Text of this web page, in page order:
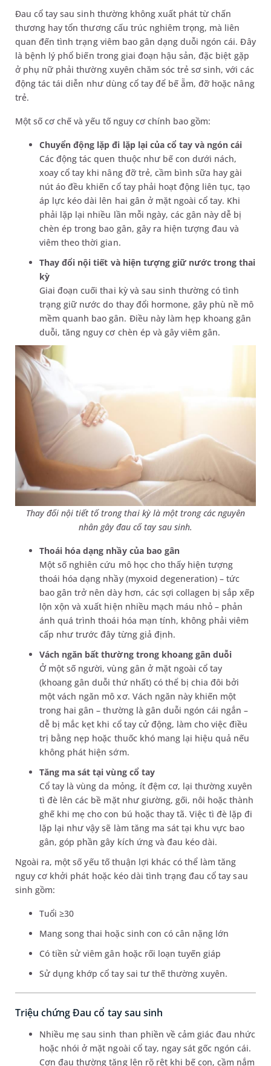
Đau cổ tay sau sinh thường không xuất phát từ chấn
thương hay tổn thương cấu trúc nghiêm trọng, mà liên
quan đến tình trạng viêm bao gân dạng duỗi ngón cái. Đây
là bệnh lý phổ biến trong giai đoạn hậu sản, đặc biệt gặp
ở phụ nữ phải thường xuyên chăm sóc trẻ sơ sinh, với các
động tác tái diễn như dùng cổ tay để bế ẵm, đỡ hoặc nâng
trẻ.
Một số cơ chế và yếu tố nguy cơ chính bao gồm:
Chuyển động lặp đi lặp lại của cổ tay và ngón cái
Các động tác quen thuộc như bế con dưới nách,
xoay cổ tay khi nâng đỡ trẻ, cầm bình sữa hay gài
nút áo đều khiến cổ tay phải hoạt động liên tục, tạo
áp lực kéo dài lên hai gân ở mặt ngoài cổ tay. Khi
phải lặp lại nhiều lần mỗi ngày, các gân này dễ bị
chèn ép trong bao gân, gây ra hiện tượng đau và
viêm theo thời gian.
Thay đổi nội tiết và hiện tượng giữ nước trong thai
kỳ
Giai đoạn cuối thai kỳ và sau sinh thường có tình
trạng giữ nước do thay đổi hormone, gây phù nề mô
mềm quanh bao gân. Điều này làm hẹp khoang gân
duỗi, tăng nguy cơ chèn ép và gây viêm gân.
Thay đổi nội tiết tố trong thai kỳ là một trong các nguyên
nhân gây đau cổ tay sau sinh.
Thoái hóa dạng nhầy của bao gân
Một số nghiên cứu mô học cho thấy hiện tượng
thoái hóa dạng nhầy (myxoid degeneration) – tức
bao gân trở nên dày hơn, các sợi collagen bị sắp xếp
lộn xộn và xuất hiện nhiều mạch máu nhỏ – phản
ánh quá trình thoái hóa mạn tính, không phải viêm
cấp như trước đây từng giả định.
Vách ngăn bất thường trong khoang gân duỗi
Ở một số người, vùng gân ở mặt ngoài cổ tay
(khoang gân duỗi thứ nhất) có thể bị chia đôi bởi
một vách ngăn mô xơ. Vách ngăn này khiến một
trong hai gân – thường là gân duỗi ngón cái ngắn –
dễ bị mắc kẹt khi cổ tay cử động, làm cho việc điều
trị bằng nẹp hoặc thuốc khó mang lại hiệu quả nếu
không phát hiện sớm.
Tăng ma sát tại vùng cổ tay
Cổ tay là vùng da mỏng, ít đệm cơ, lại thường xuyên
tì đè lên các bề mặt như giường, gối, nôi hoặc thành
ghế khi mẹ cho con bú hoặc thay tã. Việc tì đè lặp đi
lặp lại như vậy sẽ làm tăng ma sát tại khu vực bao
gân, góp phần gây kích ứng và đau kéo dài.
Ngoài ra, một số yếu tố thuận lợi khác có thể làm tăng
nguy cơ khởi phát hoặc kéo dài tình trạng đau cổ tay sau
sinh gồm:
Tuổi ≥30
Mang song thai hoặc sinh con có cân nặng lớn
Có tiền sử viêm gân hoặc rối loạn tuyến giáp
Sử dụng khớp cổ tay sai tư thế thường xuyên.
Triệu chứng Đau cổ tay sau sinh
Nhiều mẹ sau sinh than phiền về cảm giác đau nhức
hoặc nhói ở mặt ngoài cổ tay, ngay sát gốc ngón cái.
Cơn đau thường tăng lên rõ rệt khi bế con, cầm nắm